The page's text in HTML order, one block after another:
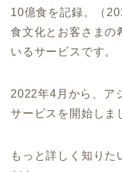
10億食を記録。（
食文化とお客さまの
いるサービスです。
2022年4月から、ア
サービスを開始しま
もっと詳しく知りた